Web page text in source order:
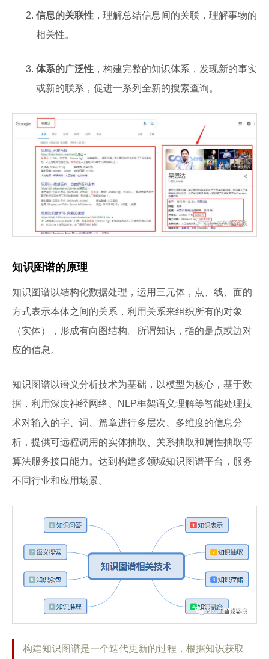
信息的关联性 ，理解总结信息间的关联，理解事物的
相关性。
体系的广泛性 ，构建完整的知识体系，发现新的事实
或新的联系，促进一系列全新的搜索查询。
知识图谱的原理
知识图谱以结构化数据处理，运用三元体，点、线、面的
方式表示本体之间的关系，利用关系来组织所有的对象
（实体），形成有向图结构。所谓知识，指的是点或边对
应的信息。
知识图谱以语义分析技术为基础，以模型为核心，基于数
据，利用深度神经网络、NLP框架语义理解等智能处理技
术对输入的字、词、篇章进行多层次、多维度的信息分
析，提供可远程调用的实体抽取、关系抽取和属性抽取等
算法服务接口能力。达到构建多领域知识图谱平台，服务
不同行业和应用场景。
构建知识图谱是一个迭代更新的过程，根据知识获取